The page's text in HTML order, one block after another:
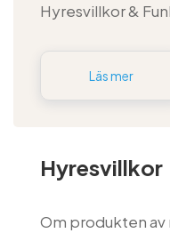
Hyresvillkor &
Läs mer
Hyresvillkor
Om produkten av